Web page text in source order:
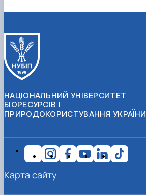
НАЦІОНАЛЬНИЙ УНІВЕРСИТЕТ
БІОРЕСУРСІВ І
ПРИРОДОКОРИСТУВАННЯ УКРАЇНИ
Карта сайту